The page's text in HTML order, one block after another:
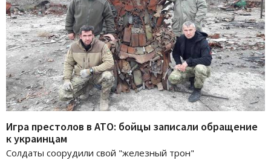
Игра престолов в АТО: бойцы записали обращение
к украинцам
Солдаты соорудили свой "железный трон"